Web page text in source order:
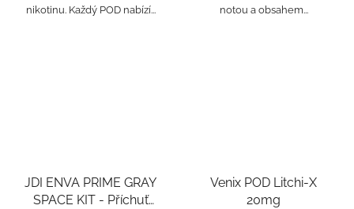
nikotinu. Každý POD nabízí...
notou a obsahem...
JDI ENVA PRIME GRAY
SPACE KIT - Příchuť
Venix POD Litchi-X
20mg